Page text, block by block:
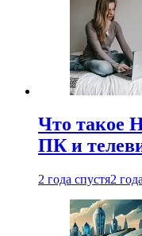
Что такое
ПК и
2 года спустя2